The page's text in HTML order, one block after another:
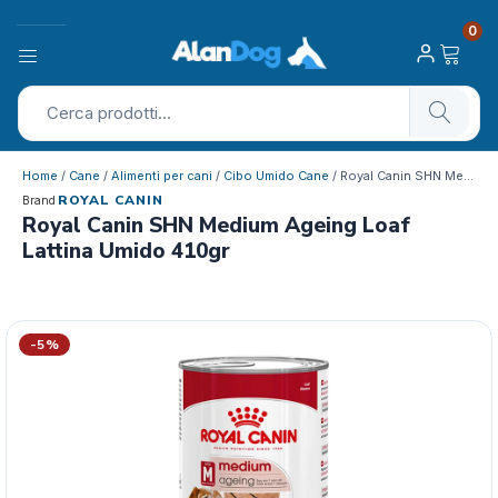
0
Home / Cane / Alimenti per cani / Cibo Umido Cane / Royal Canin SHN Medium Ageing Loaf La…
Brand ROYAL CANIN
Royal Canin SHN Medium Ageing Loaf
Lattina Umido 410gr
-5%